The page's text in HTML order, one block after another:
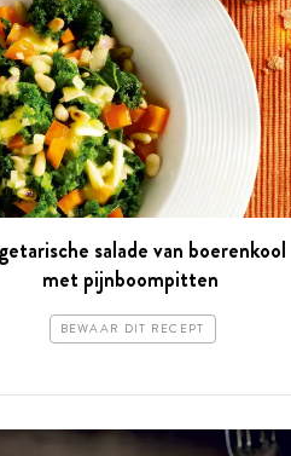
salade van boerenkool
met pijnboompitten
BEWAAR DIT RECEPT